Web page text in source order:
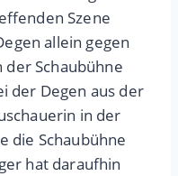
Szene
allein gegen
der Schaubühne
der Degen aus der
in der
die Schaubühne
hat daraufhin